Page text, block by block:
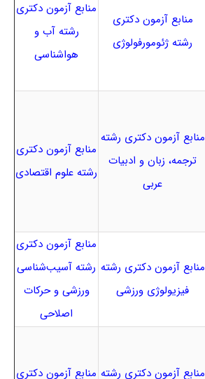
منابع آزمون دکتری
رشته ژئومورفولوژی
منابع آزمون دکتری
رشته آب و
هواشناسی
منابع آزمون دکتری رشته
ترجمه، زبان و ادبیات
عربی
منابع آزمون دکتری
رشته علوم اقتصادی
منابع آزمون دکتری رشته
فیزیولوژی ورزشی
منابع آزمون دکتری
رشته آسیب‌شناسی
ورزشی و حرکات
اصلاحی
منابع آزمون دکتری رشته منابع آزمون دکتری